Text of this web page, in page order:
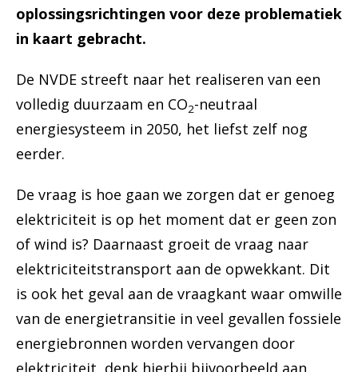
oplossingsrichtingen voor deze problematiek
in kaart gebracht.
De NVDE streeft naar het realiseren van een
volledig duurzaam en CO2-neutraal
energiesysteem in 2050, het liefst zelf nog
eerder.
De vraag is hoe gaan we zorgen dat er genoeg
elektriciteit is op het moment dat er geen zon
of wind is? Daarnaast groeit de vraag naar
elektriciteitstransport aan de opwekkant. Dit
is ook het geval aan de vraagkant waar omwille
van de energietransitie in veel gevallen fossiele
energiebronnen worden vervangen door
elektriciteit, denk hierbij bijvoorbeeld aan